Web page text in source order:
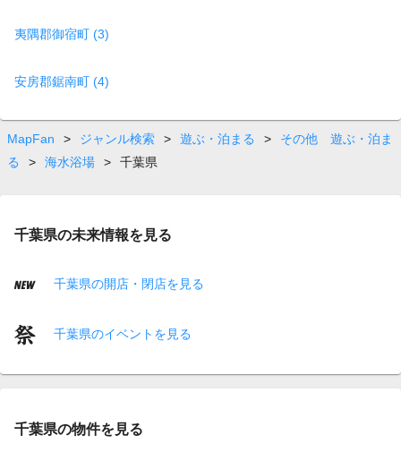
夷隅郡御宿町 (3)
安房郡鋸南町 (4)
MapFan > ジャンル検索 > 遊ぶ・泊まる >
その他 遊ぶ・泊ま
る
> 海水浴場 > 千葉県
千葉県の未来情報を見る
千葉県の開店・閉店を見る
千葉県のイベントを見る
千葉県の物件を見る